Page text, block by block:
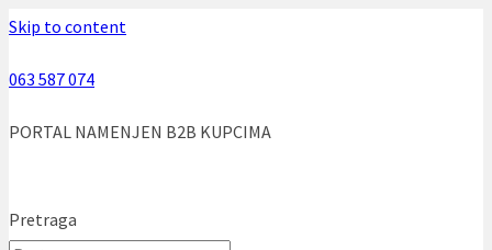
Skip to content
063 587 074
PORTAL NAMENJEN B2B KUPCIMA
Pretraga